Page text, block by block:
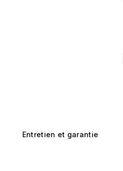
Entretien et garantie